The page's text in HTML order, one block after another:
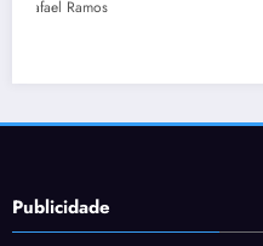
Publicidade